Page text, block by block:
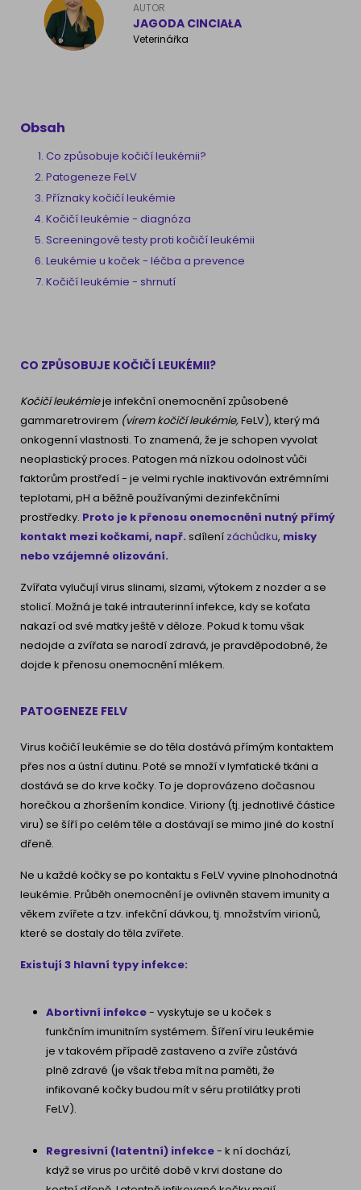
AUTOR
JAGODA CINCIAŁA
Veterinářka
Obsah
Co způsobuje kočičí leukémii?
Patogeneze FeLV
Příznaky kočičí leukémie
Kočičí leukémie - diagnóza
Screeningové testy proti kočičí leukémii
Leukémie u koček - léčba a prevence
Kočičí leukémie - shrnutí
CO ZPŮSOBUJE KOČIČÍ LEUKÉMII?
Kočičí leukémieje infekční onemocnění způsobené
gammaretrovirem (virem kočičí leukémie,FeLV), který má
onkogenní vlastnosti. To znamená, že je schopen vyvolat
neoplastický proces. Patogen má nízkou odolnost vůči
faktorům prostředí - je velmi rychle inaktivován extrémními
teplotami, pH a běžně používanými dezinfekčními
prostředky. Proto je k přenosu onemocnění nutný přímý
kontakt mezi kočkami, např. sdílení záchůdku, misky
nebo vzájemné olizování.
Zvířata vylučují virus slinami, slzami, výtokem z nozder a se
stolicí. Možná je také intrauterinní infekce, kdy se koťata
nakazí od své matky ještě v děloze. Pokud k tomu však
nedojde a zvířata se narodí zdravá, je pravděpodobné, že
dojde k přenosu onemocnění mlékem.
PATOGENEZE FELV
Virus kočičí leukémie se do těla dostává přímým kontaktem
přes nos a ústní dutinu. Poté se množí v lymfatické tkáni a
dostává se do krve kočky. To je doprovázeno dočasnou
horečkou a zhoršením kondice. Viriony (tj. jednotlivé částice
viru) se šíří po celém těle a dostávají se mimo jiné do kostní
dřeně.
Ne u každé kočky se po kontaktu s FeLV vyvine plnohodnotná
leukémie. Průběh onemocnění je ovlivněn stavem imunity a
věkem zvířete a tzv. infekční dávkou, tj. množstvím virionů,
které se dostaly do těla zvířete.
Existují 3 hlavní typy infekce:
Abortivní infekce- vyskytuje se u koček s
funkčním imunitním systémem. Šíření viru leukémie
je v takovém případě zastaveno a zvíře zůstává
plně zdravé (je však třeba mít na paměti, že
infikované kočky budou mít v séru protilátky proti
FeLV).
Regresivní (latentní) infekce- k ní dochází,
když se virus po určité době v krvi dostane do